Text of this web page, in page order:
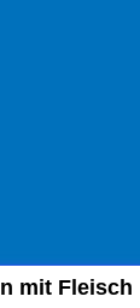
mit Fleisch